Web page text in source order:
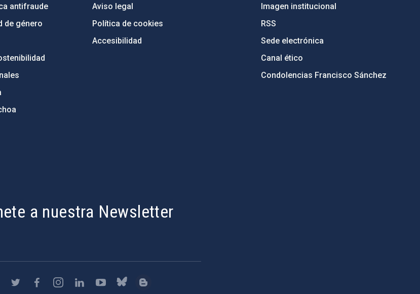
antifraude
de género
Aviso legal
Política de cookies
Accesibilidad
Imagen institucional
RSS
Sede electrónica
Canal ético
Condolencias Francisco Sánchez
a nuestra Newsletter